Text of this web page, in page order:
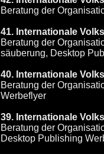
Beratung der
41. Internationale
Beratung der
säuberung, Desktop
40. Internationale
Beratung der
Werbeflyer
39. Internationale
Beratung der
Desktop Publishing